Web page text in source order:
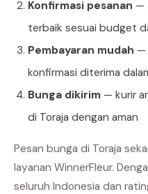
Konfirmasi pesanan —
terbaik sesuai budget
Pembayaran mudah —
konfirmasi diterima
Bunga dikirim — kurir
di Toraja dengan aman
Pesan bunga di Toraja
layanan WinnerFleur.
seluruh Indonesia dan